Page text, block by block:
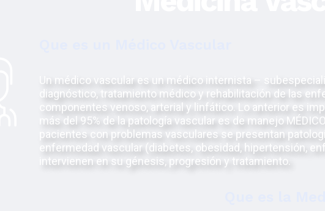
Un médico vascular es un médico internista –
diagnóstico, tratamiento médico y rehabilitación de las
componentes venoso, arterial y linfático. Lo anterior es
más del 95% de la patología vascular es de manejo
pacientes con problemas vasculares se presentan
enfermedad vascular (diabetes, obesidad, hipertensión,
intervienen en su génesis, progresión y tratamiento.